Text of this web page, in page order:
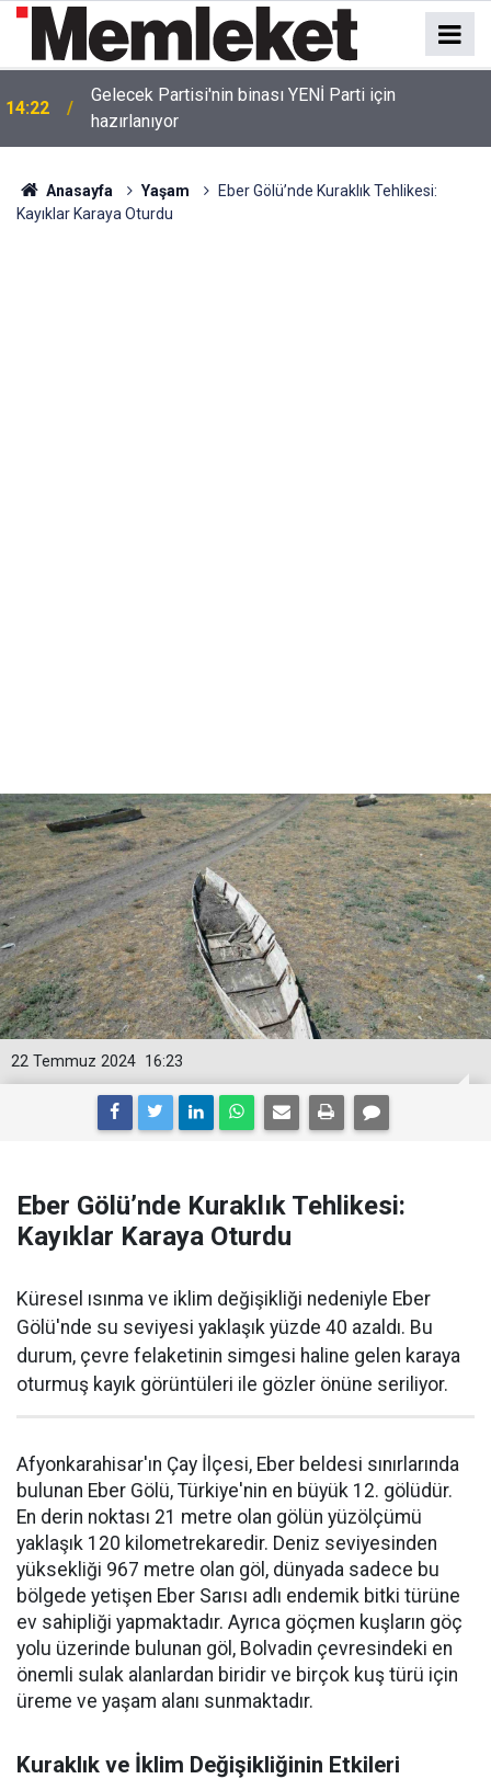
14:22
Gelecek Partisi'nin binası YENİ Parti için
hazırlanıyor
Anasayfa Yaşam
Eber Gölü’nde Kuraklık Tehlikesi:
Kayıklar Karaya Oturdu
16:23
22 Temmuz 2024
Eber Gölü’nde Kuraklık Tehlikesi:
Kayıklar Karaya Oturdu
Küresel ısınma ve iklim değişikliği nedeniyle Eber
Gölü'nde su seviyesi yaklaşık yüzde 40 azaldı. Bu
durum, çevre felaketinin simgesi haline gelen karaya
oturmuş kayık görüntüleri ile gözler önüne seriliyor.
Afyonkarahisar'ın Çay İlçesi, Eber beldesi sınırlarında
bulunan Eber Gölü, Türkiye'nin en büyük 12. gölüdür.
En derin noktası 21 metre olan gölün yüzölçümü
yaklaşık 120 kilometrekaredir. Deniz seviyesinden
yüksekliği 967 metre olan göl, dünyada sadece bu
bölgede yetişen Eber Sarısı adlı endemik bitki türüne
ev sahipliği yapmaktadır. Ayrıca göçmen kuşların göç
yolu üzerinde bulunan göl, Bolvadin çevresindeki en
önemli sulak alanlardan biridir ve birçok kuş türü için
üreme ve yaşam alanı sunmaktadır.
Kuraklık ve İklim Değişikliğinin Etkileri